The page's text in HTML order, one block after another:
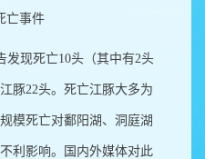
亡事件
发现死亡10头（其中有2头
豚22头。死亡江豚大多为
模死亡对鄱阳湖、洞庭湖
利影响。国内外媒体对此